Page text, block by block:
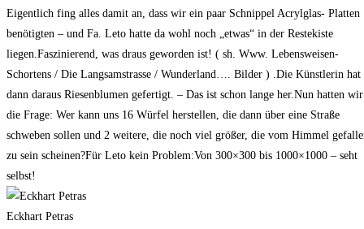
Eigentlich fing alles damit an, dass wir ein paar Schnippel Acrylglas- Platten
benötigten – und Fa. Leto hatte da wohl noch „etwas“ in der Restekiste
liegen.Faszinierend, was draus geworden ist! ( sh. Www. Lebensweisen-
Schortens / Die Langsamstrasse / Wunderland…. Bilder ) .Die Künstlerin hat
dann daraus Riesenblumen gefertigt. – Das ist schon lange her.Nun hatten wir
die Frage: Wer kann uns 16 Würfel herstellen, die dann über eine Straße
schweben sollen und 2 weitere, die noch viel größer, die vom Himmel
zu sein scheinen?Für Leto kein Problem:Von 300×300 bis 1000×1000 – seht
selbst!
Eckhart Petras